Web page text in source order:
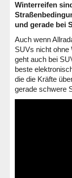
Winterreifen
und gerade bei
Auch wenn
SUVs nicht ohne
geht auch bei
beste
die die Kräfte
gerade schwere